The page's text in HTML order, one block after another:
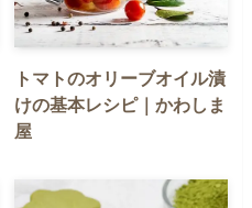
トマトのオリーブオイル漬
けの基本レシピ｜かわしま
屋